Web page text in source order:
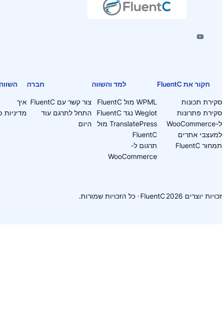
למד והשווה
WPML מול FluentC
Weglot נגד FluentC
TranslatePress מול
FluentC
תרגום ל-
WooCommerce
צור קשר עם FluentC
התחל לתרגם עוד
היום
השווה את FluentC
איך
מדיניות פרטיות
FluentC· כל הזכויות שמורות.